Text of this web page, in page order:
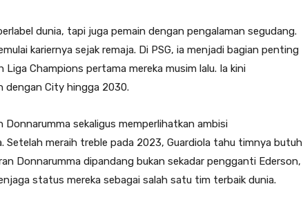
dunia, tapi juga pemain dengan pengalaman segudang.
kariernya sejak remaja. Di PSG, ia menjadi bagian penting
Champions pertama mereka musim lalu. Ia kini
dengan City hingga 2030.
sekaligus memperlihatkan ambisi
Setelah meraih treble pada 2023, Guardiola tahu timnya butuh
Donnarumma dipandang bukan sekadar pengganti Ederson,
status mereka sebagai salah satu tim terbaik dunia.